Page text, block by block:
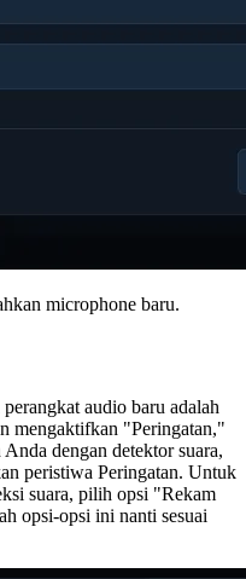
microphone baru.
audio baru adalah
mengaktifkan "Peringatan,"
dengan detektor suara,
peristiwa Peringatan. Untuk
suara, pilih opsi "Rekam
opsi-opsi ini nanti sesuai